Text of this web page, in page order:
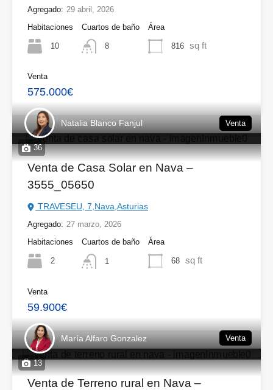
Agregado: 29 abril, 2026
Habitaciones
10
Cuartos de baño
8
Área
816 sq ft
Venta
575.000€
36
Natalia Blanco Fanjul Venta
Venta de Casa Solar en Nava –
3555_05650
TRAVESEU, 7,Nava,Asturias
Agregado: 27 marzo, 2026
Habitaciones
2
Cuartos de baño
1
Área
68 sq ft
Venta
59.900€
13
María Alfaro Gonzalez Venta
Venta de Terreno rural en Nava –